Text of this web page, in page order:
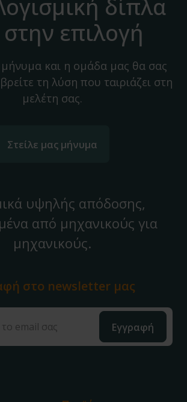
δίπλα
επιλογή
μήνυμα και η ομάδα μας θα σας
τη λύση που ταιριάζει στη
μελέτη σας.
Στείλε μας μήνυμα
υψηλής απόδοσης,
από μηχανικούς για
μηχανικούς.
στο newsletter μας